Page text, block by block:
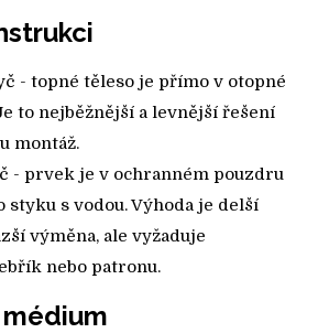
- topné těleso je přímo v otopné
to nejběžnější a levnější řešení
montáž.
- prvek je v ochranném pouzdru
styku s vodou. Výhoda je delší
výměna, ale vyžaduje
nebo patronu.